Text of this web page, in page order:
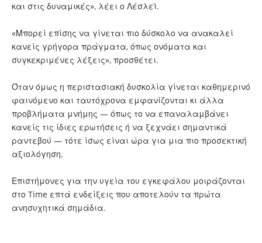
και στις δυναμικές», λέει ο Λέσλεϊ.
«Μπορεί επίσης να γίνεται πιο δύσκολο να ανακαλεί
κανείς γρήγορα πράγματα, όπως ονόματα και
συγκεκριμένες λέξεις», προσθέτει.
Όταν όμως η περιστασιακή δυσκολία γίνεται καθημερινό
φαινόμενο και ταυτόχρονα εμφανίζονται κι άλλα
προβλήματα μνήμης — όπως το να επαναλαμβάνει
κανείς τις ίδιες ερωτήσεις ή να ξεχνάει σημαντικά
ραντεβού — τότε ίσως είναι ώρα για μια πιο προσεκτική
αξιολόγηση.
Επιστήμονες για την υγεία του εγκεφάλου μοιράζονται
στο Time επτά ενδείξεις που αποτελούν τα πρώτα
ανησυχητικά σημάδια.